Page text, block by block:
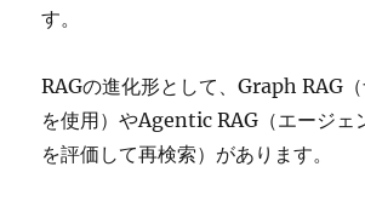
す。
RAGの進化形として、Graph RAG
を使用）やAgentic RAG（エージェ
を評価して再検索）があります。